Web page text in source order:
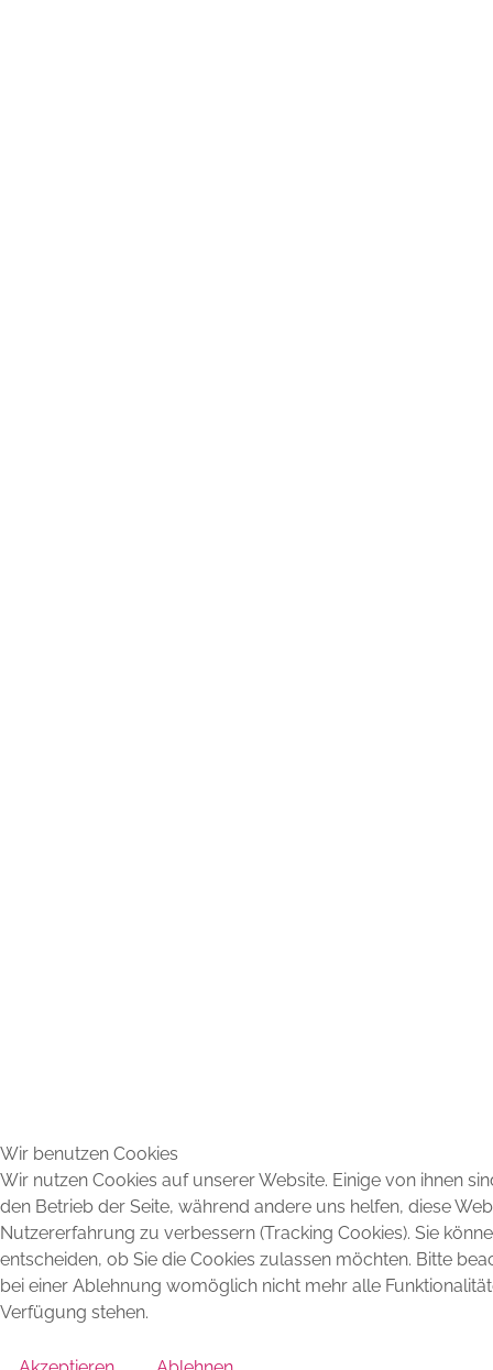
Wir benutzen Cookies
Wir nutzen Cookies auf unserer Website. Einige von ihnen
den Betrieb der Seite, während andere uns helfen, diese
Nutzererfahrung zu verbessern (Tracking Cookies). Sie
entscheiden, ob Sie die Cookies zulassen möchten. Bitte
bei einer Ablehnung womöglich nicht mehr alle
Verfügung stehen.